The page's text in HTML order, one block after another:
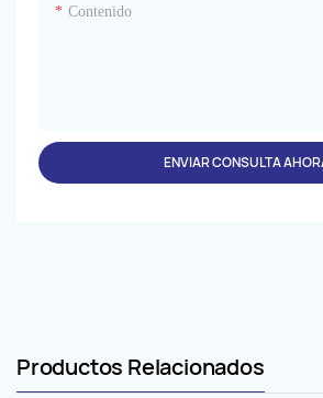
Contenido
ENVIAR CONSULTA
Productos Relacionados